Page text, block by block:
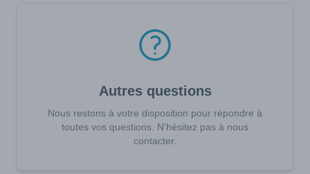
Autres questions
Nous restons à votre disposition pour répondre à
toutes vos questions. N'hésitez pas à nous
contacter.